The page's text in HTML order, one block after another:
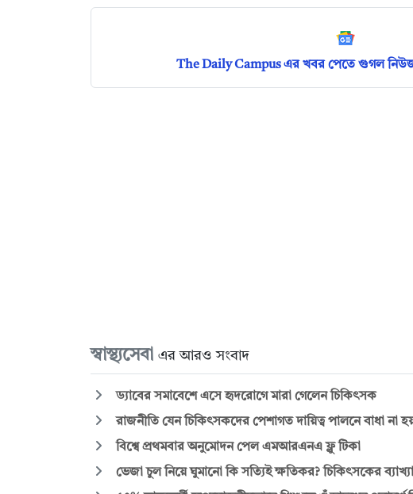
The Daily Campus এর খবর পেতে গুগল
স্বাস্থ্যসেবা এর আরও সংবাদ
ড্যাবের সমাবেশে এসে হৃদরোগে মারা গেলেন চিকিৎসক
রাজনীতি যেন চিকিৎসকদের পেশাগত দায়িত্ব পালনে বাধা না
বিশ্বে প্রথমবার অনুমোদন পেল এমআরএনএ ফ্লু টিকা
ভেজা চুল নিয়ে ঘুমানো কি সত্যিই ক্ষতিকর? চিকিৎসকের ব্যাখ্যা